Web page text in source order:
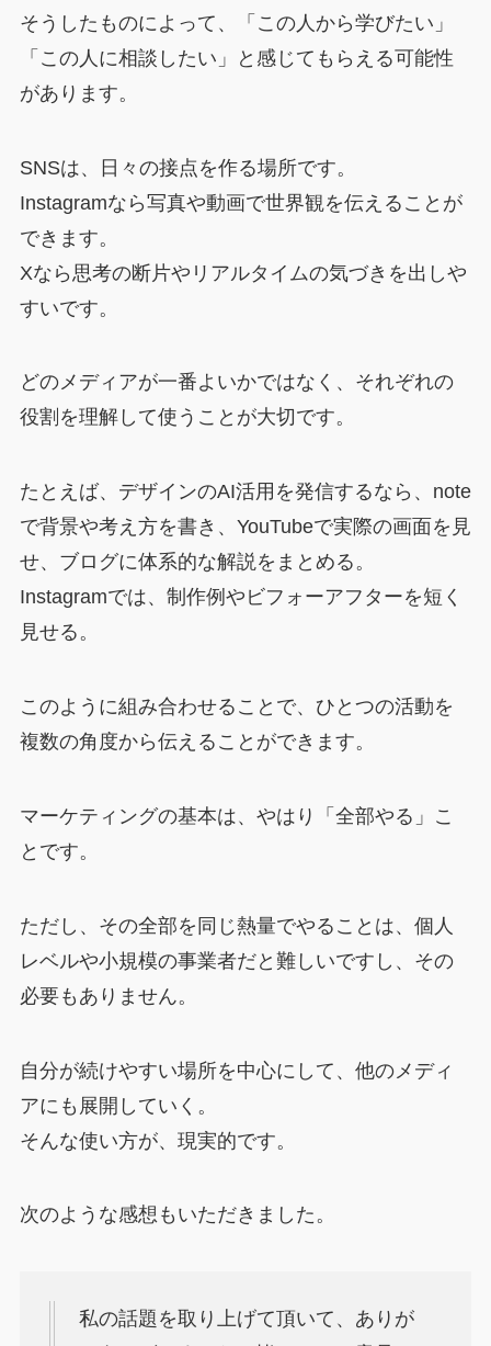
そうしたものによって、「この人から学びたい」
「この人に相談したい」と感じてもらえる可能性
があります。
SNSは、日々の接点を作る場所です。
Instagramなら写真や動画で世界観を伝えることが
できます。
Xなら思考の断片やリアルタイムの気づきを出しや
すいです。
どのメディアが一番よいかではなく、それぞれの
役割を理解して使うことが大切です。
たとえば、デザインのAI活用を発信するなら、note
で背景や考え方を書き、YouTubeで実際の画面を見
せ、ブログに体系的な解説をまとめる。
Instagramでは、制作例やビフォーアフターを短く
見せる。
このように組み合わせることで、ひとつの活動を
複数の角度から伝えることができます。
マーケティングの基本は、やはり「全部やる」こ
とです。
ただし、その全部を同じ熱量でやることは、個人
レベルや小規模の事業者だと難しいですし、その
必要もありません。
自分が続けやすい場所を中心にして、他のメディ
アにも展開していく。
そんな使い方が、現実的です。
次のような感想もいただきました。
私の話題を取り上げて頂いて、ありが